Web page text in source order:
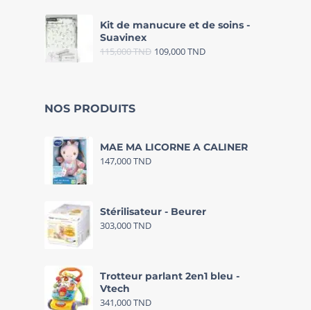
Kit de manucure et de soins -
Suavinex
115,000TND 109,000TND
NOS PRODUITS
MAE MA LICORNE A CALINER
147,000TND
Stérilisateur - Beurer
303,000TND
Trotteur parlant 2en1 bleu -
Vtech
341,000TND